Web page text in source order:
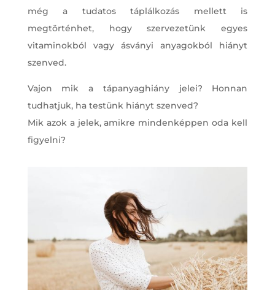
még a tudatos táplálkozás mellett is
megtörténhet, hogy szervezetünk egyes
vitaminokból vagy ásványi anyagokból hiányt
szenved.
Vajon mik a tápanyaghiány jelei? Honnan
tudhatjuk, ha testünk hiányt szenved?
Mik azok a jelek, amikre mindenképpen oda kell
figyelni?